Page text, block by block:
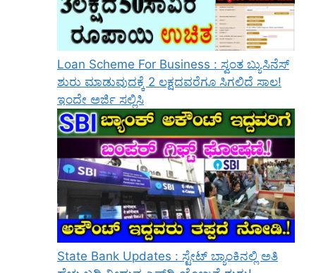
Loan Scheme For Business : ಸ್ವಂತ ಬ್ಯುಸಿನೆಸ್
ಶುರು ಮಾಡುವುದಕ್ಕೆ 2 ಲಕ್ಷದವರೆಗೂ ಸಿಗಲಿದೆ ಸಾಲ!
ಇಂದೇ ಅರ್ಜಿ ಸಲ್ಲಿಸಿ
State Bank Updates : ಸ್ಟೇಟ್ ಬ್ಯಾಂಕಿನಲ್ಲಿ ಅತಿ